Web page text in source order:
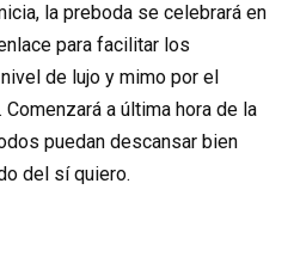
la preboda se celebrará en
para facilitar los
de lujo y mimo por el
a última hora de la
puedan descansar bien
del sí quiero.